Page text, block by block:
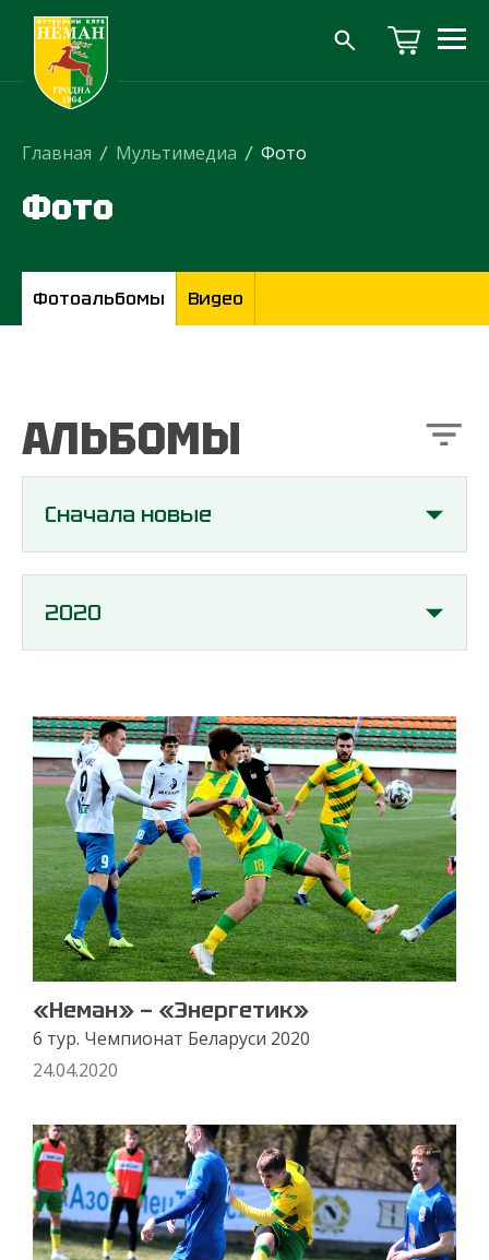
Главная / Мультимедиа / Фото
Фото
Фотоальбомы Видео
АЛЬБОМЫ
Сначала новые
2020
«Неман» — «Энергетик»
6 тур. Чемпионат Беларуси 2020
24.04.2020